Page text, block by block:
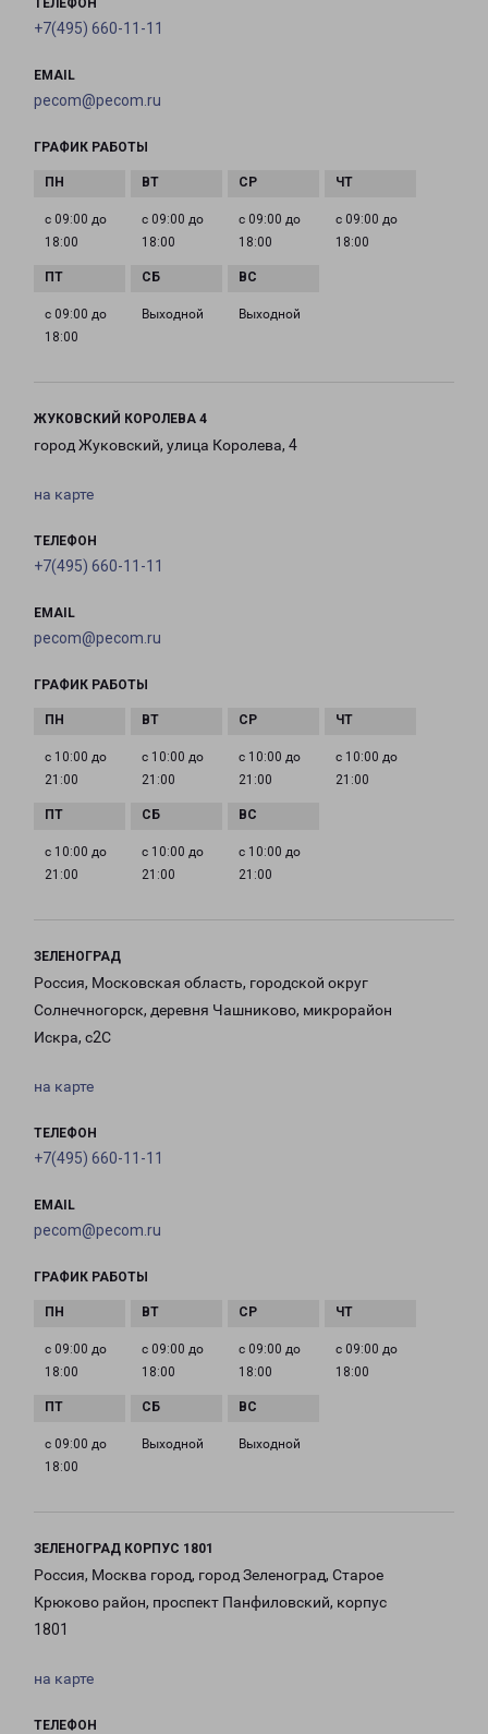
ТЕЛЕФОН
+7(495) 660-11-11
EMAIL
pecom@pecom.ru
ГРАФИК РАБОТЫ
с 09:00 до
18:00
с 09:00 до
18:00
с 09:00 до
18:00
с 09:00 до
18:00
с 09:00 до
18:00
Выходной Выходной
ЖУКОВСКИЙ КОРОЛЕВА 4
город Жуковский, улица Королева, 4
на карте
ТЕЛЕФОН
+7(495) 660-11-11
EMAIL
pecom@pecom.ru
ГРАФИК РАБОТЫ
с 10:00 до
21:00
с 10:00 до
21:00
с 10:00 до
21:00
с 10:00 до
21:00
с 10:00 до
21:00
с 10:00 до
21:00
с 10:00 до
21:00
ЗЕЛЕНОГРАД
Россия, Московская область, городской округ
Солнечногорск, деревня Чашниково, микрорайон
Искра, с2С
на карте
ТЕЛЕФОН
+7(495) 660-11-11
EMAIL
pecom@pecom.ru
ГРАФИК РАБОТЫ
с 09:00 до
18:00
с 09:00 до
18:00
с 09:00 до
18:00
с 09:00 до
18:00
с 09:00 до
18:00
Выходной Выходной
ЗЕЛЕНОГРАД КОРПУС 1801
Россия, Москва город, город Зеленоград, Старое
Крюково район, проспект Панфиловский, корпус
1801
на карте
ТЕЛЕФОН